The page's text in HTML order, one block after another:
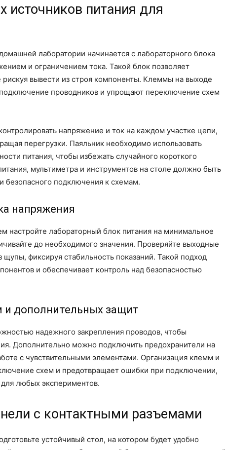
источников питания для
лаборатории начинается с лабораторного блока
и ограничением тока. Такой блок позволяет
рискуя вывести из строя компоненты. Клеммы на выходе
проводников и упрощают переключение схем
напряжение и ток на каждом участке цепи,
перегрузки. Паяльник необходимо использовать
питания, чтобы избежать случайного короткого
мультиметра и инструментов на столе должно быть
безопасного подключения к схемам.
напряжения
настройте лабораторный блок питания на минимальное
до необходимого значения. Проверяйте выходные
фиксируя стабильность показаний. Такой подход
и обеспечивает контроль над безопасностью
дополнительных защит
надежного закрепления проводов, чтобы
Дополнительно можно подключить предохранители на
с чувствительными элементами. Организация клемм и
схем и предотвращает ошибки при подключении,
любых экспериментов.
с контактными разъемами
устойчивый стол, на котором будет удобно